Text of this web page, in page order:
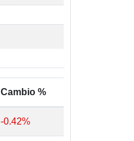
Cambio %
-0.42%